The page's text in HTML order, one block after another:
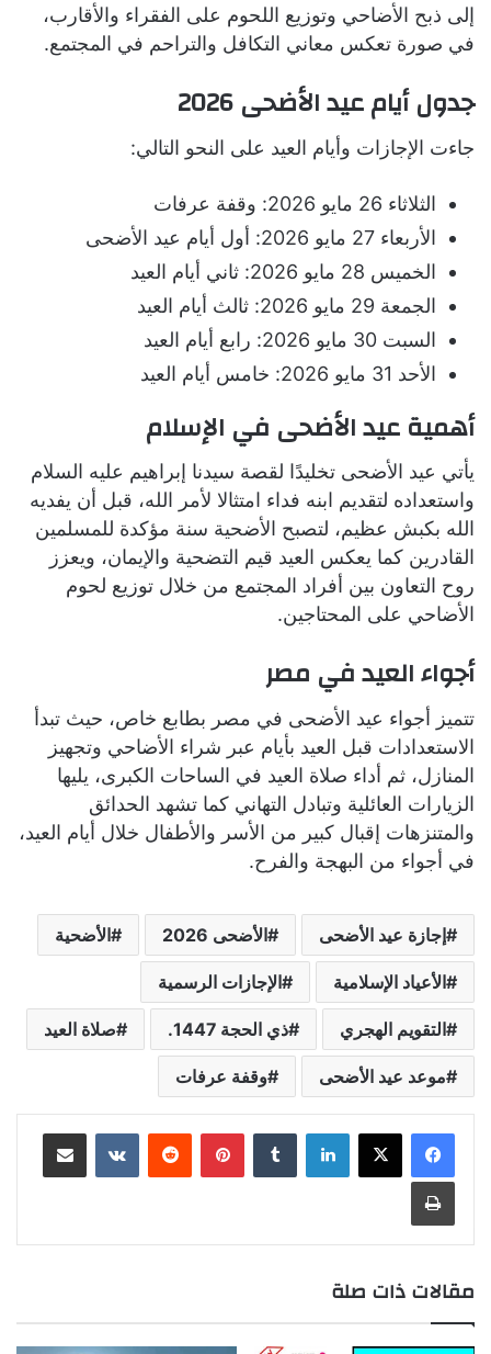
إلى ذبح الأضاحي وتوزيع اللحوم على الفقراء والأقارب،
في صورة تعكس معاني التكافل والتراحم في المجتمع.
جدول أيام عيد الأضحى 2026
جاءت الإجازات وأيام العيد على النحو التالي:
الثلاثاء 26 مايو 2026: وقفة عرفات
الأربعاء 27 مايو 2026: أول أيام عيد الأضحى
الخميس 28 مايو 2026: ثاني أيام العيد
الجمعة 29 مايو 2026: ثالث أيام العيد
السبت 30 مايو 2026: رابع أيام العيد
الأحد 31 مايو 2026: خامس أيام العيد
أهمية عيد الأضحى في الإسلام
يأتي عيد الأضحى تخليدًا لقصة سيدنا إبراهيم عليه السلام
واستعداده لتقديم ابنه فداء امتثالا لأمر الله، قبل أن يفديه
الله بكبش عظيم، لتصبح الأضحية سنة مؤكدة للمسلمين
القادرين كما يعكس العيد قيم التضحية والإيمان، ويعزز
روح التعاون بين أفراد المجتمع من خلال توزيع لحوم
الأضاحي على المحتاجين.
أجواء العيد في مصر
تتميز أجواء عيد الأضحى في مصر بطابع خاص، حيث تبدأ
الاستعدادات قبل العيد بأيام عبر شراء الأضاحي وتجهيز
المنازل، ثم أداء صلاة العيد في الساحات الكبرى، يليها
الزيارات العائلية وتبادل التهاني كما تشهد الحدائق
والمتنزهات إقبال كبير من الأسر والأطفال خلال أيام العيد،
في أجواء من البهجة والفرح.
إجازة عيد الأضحى الأضحى 2026 الأضحية
الأعياد الإسلامية الإجازات الرسمية
التقويم الهجري ذي الحجة 1447. صلاة العيد
موعد عيد الأضحى وقفة عرفات
لينكدإن بينتيريست مشاركة عبر البريد
طباعة
مقالات ذات صلة